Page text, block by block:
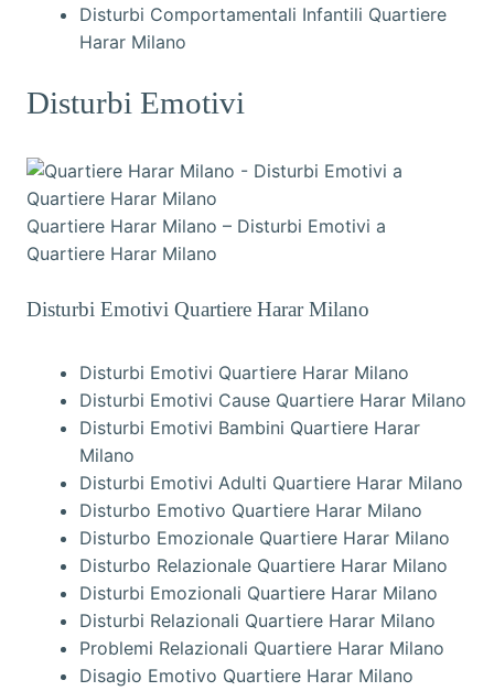
Disturbi Comportamentali Infantili Quartiere
Harar Milano
Disturbi Emotivi
Quartiere Harar Milano – Disturbi Emotivi a
Quartiere Harar Milano
Disturbi Emotivi Quartiere Harar Milano
Disturbi Emotivi Quartiere Harar Milano
Disturbi Emotivi Cause Quartiere Harar Milano
Disturbi Emotivi Bambini Quartiere Harar
Milano
Disturbi Emotivi Adulti Quartiere Harar Milano
Disturbo Emotivo Quartiere Harar Milano
Disturbo Emozionale Quartiere Harar Milano
Disturbo Relazionale Quartiere Harar Milano
Disturbi Emozionali Quartiere Harar Milano
Disturbi Relazionali Quartiere Harar Milano
Problemi Relazionali Quartiere Harar Milano
Disagio Emotivo Quartiere Harar Milano